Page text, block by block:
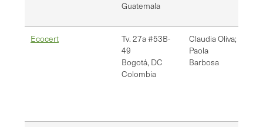
Guatemala
Ecocert
Tv. 27a #53B-
49
Bogotá, DC
Colombia
Claudia Oliva;
Paola
Barbosa